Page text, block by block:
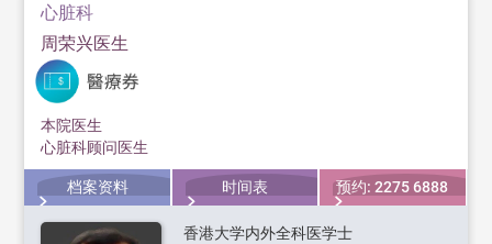
心脏科
周荣兴医生
本院医生
心脏科顾问医生
档案资料 时间表 预约: 2275 6888
香港大学内外全科医学士